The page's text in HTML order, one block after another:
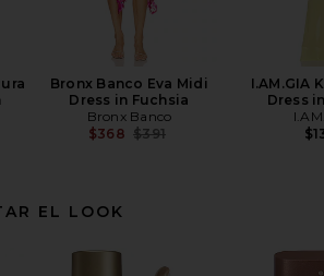
Bronx Banco Eva Midi
Dress in Fuchsia
Bronx Banco
$368 Previous price:
$391
I.AM.GIA
Dress
EL LOOK